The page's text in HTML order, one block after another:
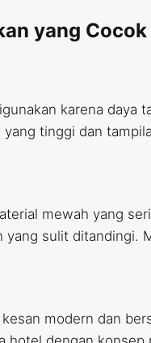
yang
karena daya
tinggi dan
mewah yang
yang sulit ditandingi.
modern dan